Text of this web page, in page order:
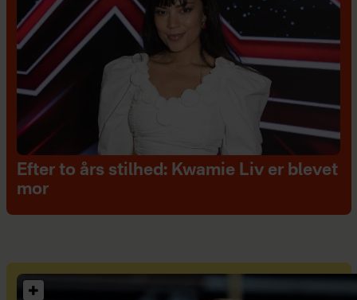
Efter to års stilhed: Kwamie Liv er blevet
mor